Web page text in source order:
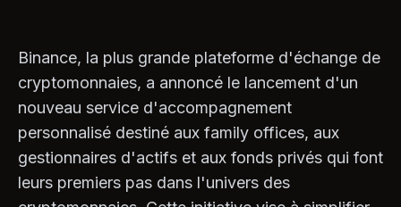
Binance, la plus grande plateforme d'échange de
cryptomonnaies, a annoncé le lancement d'un
nouveau service d'accompagnement
personnalisé destiné aux family offices, aux
gestionnaires d'actifs et aux fonds privés qui font
leurs premiers pas dans l'univers des